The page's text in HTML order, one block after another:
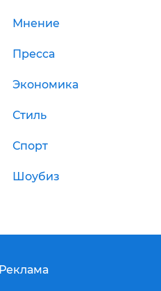
Мнение
Пресса
Экономика
Стиль
Спорт
Шоубиз
Реклама